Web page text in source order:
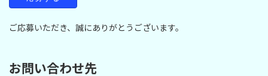
ご応募いただき、誠にありがとうございます。
お問い合わせ先